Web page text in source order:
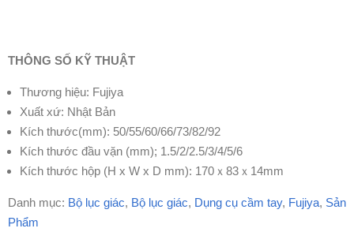
THÔNG SỐ KỸ THUẬT
Thương hiệu: Fujiya
Xuất xứ: Nhật Bản
Kích thước(mm): 50/55/60/66/73/82/92
Kích thước đầu vặn (mm); 1.5/2/2.5/3/4/5/6
Kích thước hộp (H x W x D mm): 170ｘ83ｘ14mm
Danh mục: Bộ lục giác, Bộ lục giác, Dụng cụ cầm tay, Fujiya, Sản
Phẩm